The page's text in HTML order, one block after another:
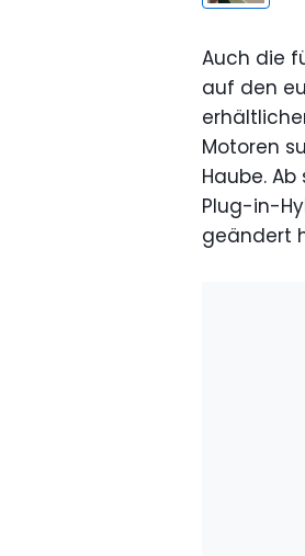
Auch die
auf den
Motoren
Haube.
Plug-in-
geändert